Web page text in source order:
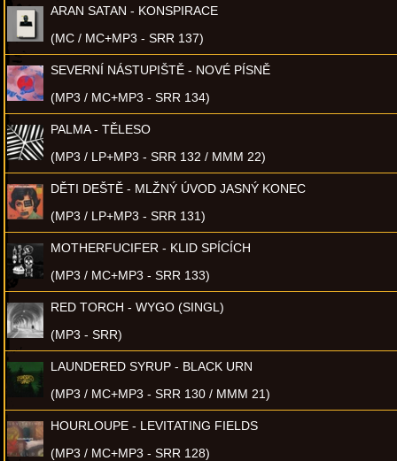
ARAN SATAN - KONSPIRACE
(MC / MC+MP3 - SRR 137)
SEVERNÍ NÁSTUPIŠTĚ - NOVÉ PÍSNĚ
(MP3 / MC+MP3 - SRR 134)
PALMA - TĚLESO
(MP3 / LP+MP3 - SRR 132 / MMM 22)
DĚTI DEŠTĚ - MLŽNÝ ÚVOD JASNÝ KONEC
(MP3 / LP+MP3 - SRR 131)
MOTHERFUCIFER - KLID SPÍCÍCH
(MP3 / MC+MP3 - SRR 133)
RED TORCH - WYGO (SINGL)
(MP3 - SRR)
LAUNDERED SYRUP - BLACK URN
(MP3 / MC+MP3 - SRR 130 / MMM 21)
HOURLOUPE - LEVITATING FIELDS
(MP3 / MC+MP3 - SRR 128)